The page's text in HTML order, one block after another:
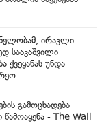
ირაკლი
სააკაშვილი
უნდა
გამოცხადება
- The Wall